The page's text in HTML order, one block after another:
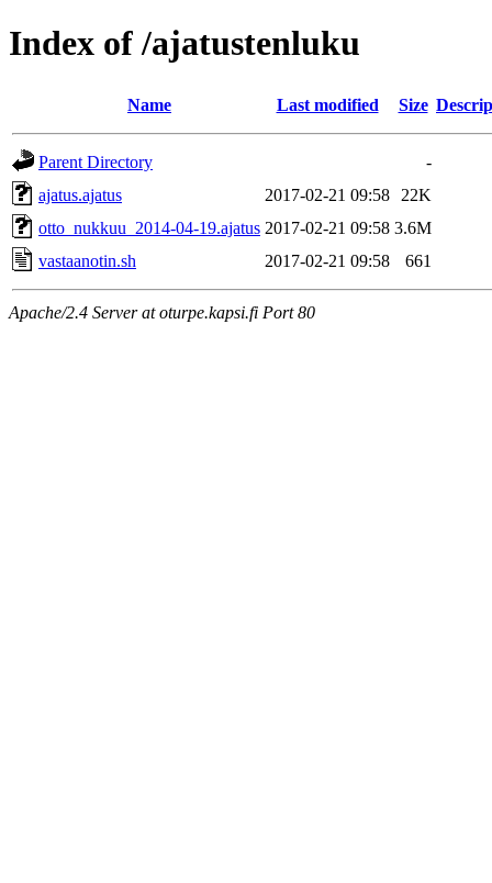
Index of /ajatustenluku
Name Last modified Size
Parent Directory
-
ajatus.ajatus
2017-02-21 09:58
22K
otto_nukkuu_2014-04-19.ajatus 2017-02-21 09:58 3.6M
vastaanotin.sh
2017-02-21 09:58 661
Apache/2.4 Server at oturpe.kapsi.fi Port 80